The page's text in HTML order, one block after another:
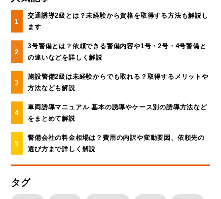
交通誘導2級とは？未経験から資格を取得する方法も解説し
ます
3号警備とは？依頼できる警備内容や1号・2号・4号警備と
の違いなどを詳しく解説
施設警備2級は未経験からでも取れる？取得するメリットや
方法なども解説
車両誘導マニュアル 基本の誘導やケース別の誘導方法など
をまとめて解説
警備会社の料金相場は？費用の内訳や変動要因、依頼先の
選び方まで詳しく解説
タグ